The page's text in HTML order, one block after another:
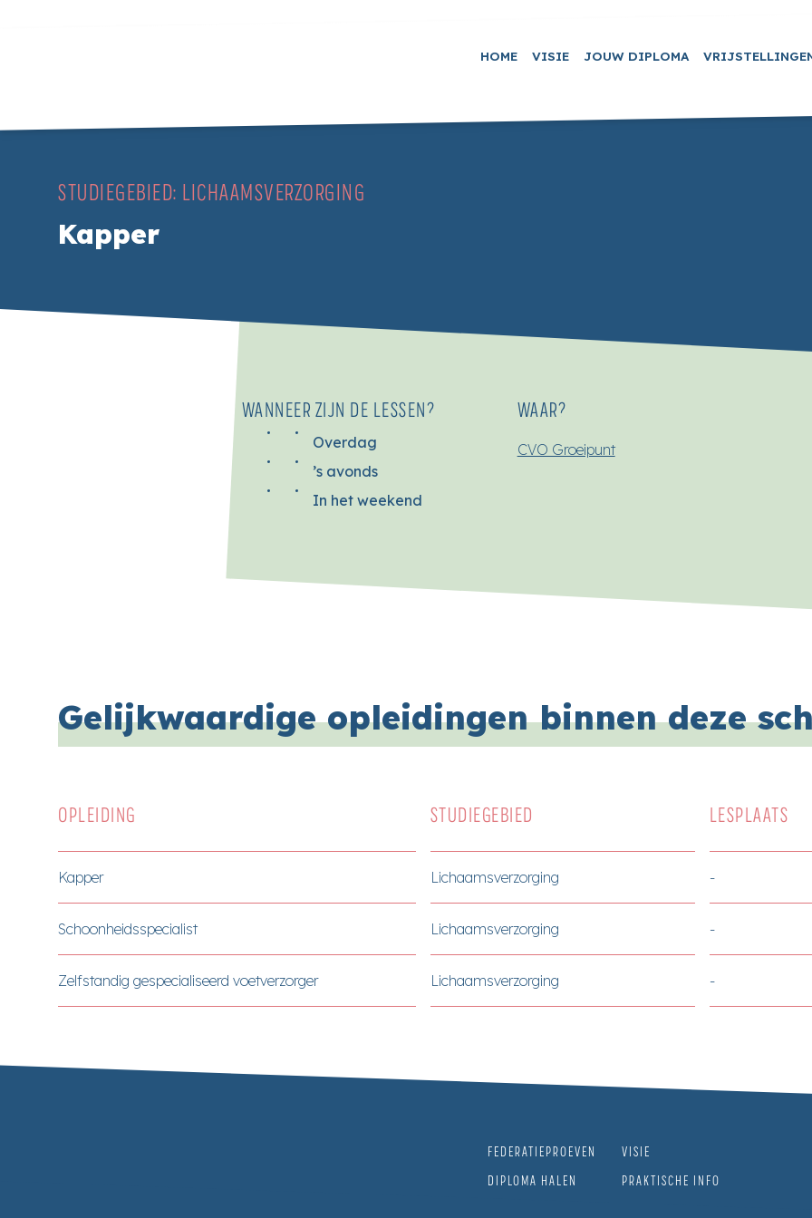
HOME VISIE JOUW DIPLOMA
STUDIEGEBIED: LICHAAMSVERZORGING
Kapper
WANNEER ZIJN DE LESSEN?
Overdag
’s avonds
In het weekend
WAAR?
CVO Groeipunt
Gelijkwaardige opleidingen binnen deze
OPLEIDING STUDIEGEBIED LESPLAATS
Kapper Lichaamsverzorging -
Schoonheidsspecialist Lichaamsverzorging -
Zelfstandig gespecialiseerd voetverzorger Lichaamsverzorging -
FEDERATIEPROEVEN
VISIE
DIPLOMA HALEN
PRAKTISCHE INFO